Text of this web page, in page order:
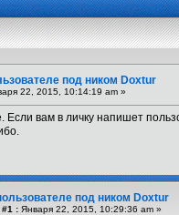
под ником Doxtur
22, 2015, 10:14:19 am »
вам в личку напишет
под ником Doxtur
#1 : Января 22, 2015, 10:29:36 am »